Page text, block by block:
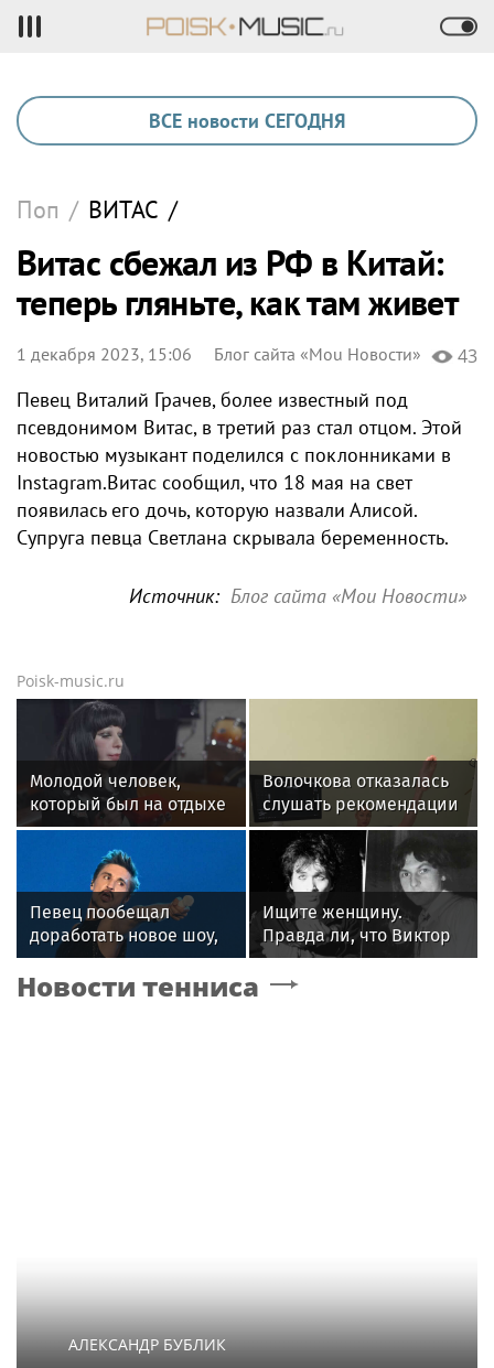
ВСЕ новости СЕГОДНЯ
Поп / ВИТАС /
Витас сбежал из РФ в Китай:
теперь гляньте, как там живет
1 декабря 2023, 15:06 Блог сайта «Моu Новости» 43
Певец Виталий Грачев, более известный под
псевдонимом Витас, в третий раз стал отцом. Этой
новостью музыкант поделился с поклонниками в
Instagram.Витас сообщил, что 18 мая на свет
появилась его дочь, которую назвали Алисой.
Супруга певца Светлана скрывала беременность.
Источник: Блог сайта «Моu Новости»
Poisk-music.ru
Молодой человек,
который был на отдыхе
с Агузаровой, опроверг
роман с певицей
Волочкова отказалась
слушать рекомендации
врачей после новой
травмы: "Слушаю
сердце"
Певец пообещал
доработать новое шоу,
подвергнутое критике
Ищите женщину.
Правда ли, что Виктор
Цой был влюблен в
жену Майка Науменко?
Новости тенниса
АЛЕКСАНДР БУБЛИК